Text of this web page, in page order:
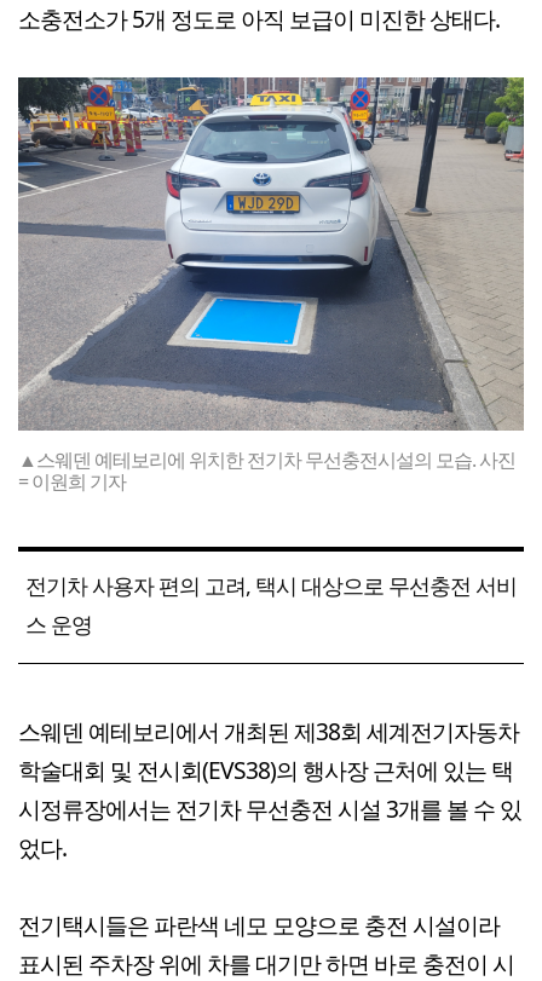
소충전소가 5개 정도로 아직 보급이 미진한 상태다.
▲스웨덴 예테보리에 위치한 전기차 무선충전시설의 모습. 사진
= 이원희 기자
전기차 사용자 편의 고려, 택시 대상으로 무선충전 서비
스 운영
스웨덴 예테보리에서 개최된 제38회 세계전기자동차
학술대회 및 전시회(EVS38)의 행사장 근처에 있는 택
시정류장에서는 전기차 무선충전 시설 3개를 볼 수 있
었다.
전기택시들은 파란색 네모 모양으로 충전 시설이라
표시된 주차장 위에 차를 대기만 하면 바로 충전이 시